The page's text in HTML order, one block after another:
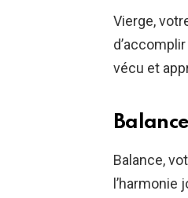
Vierge,
vécu et
Balance,
l’harmonie